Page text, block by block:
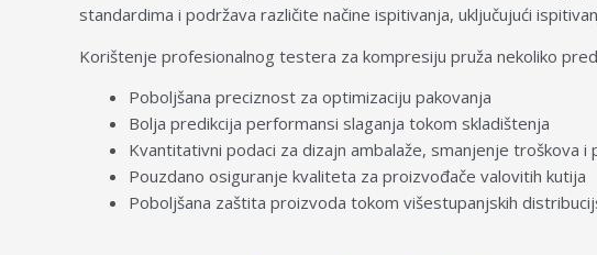
standardima i podržava različite načine ispitivanja, uključujući
Korištenje profesionalnog testera za kompresiju pruža nekoliko
Poboljšana preciznost za optimizaciju pakovanja
Bolja predikcija performansi slaganja tokom skladištenja
Kvantitativni podaci za dizajn ambalaže, smanjenje troškova
Pouzdano osiguranje kvaliteta za proizvođače valovitih kutija
Poboljšana zaštita proizvoda tokom višestupanjskih